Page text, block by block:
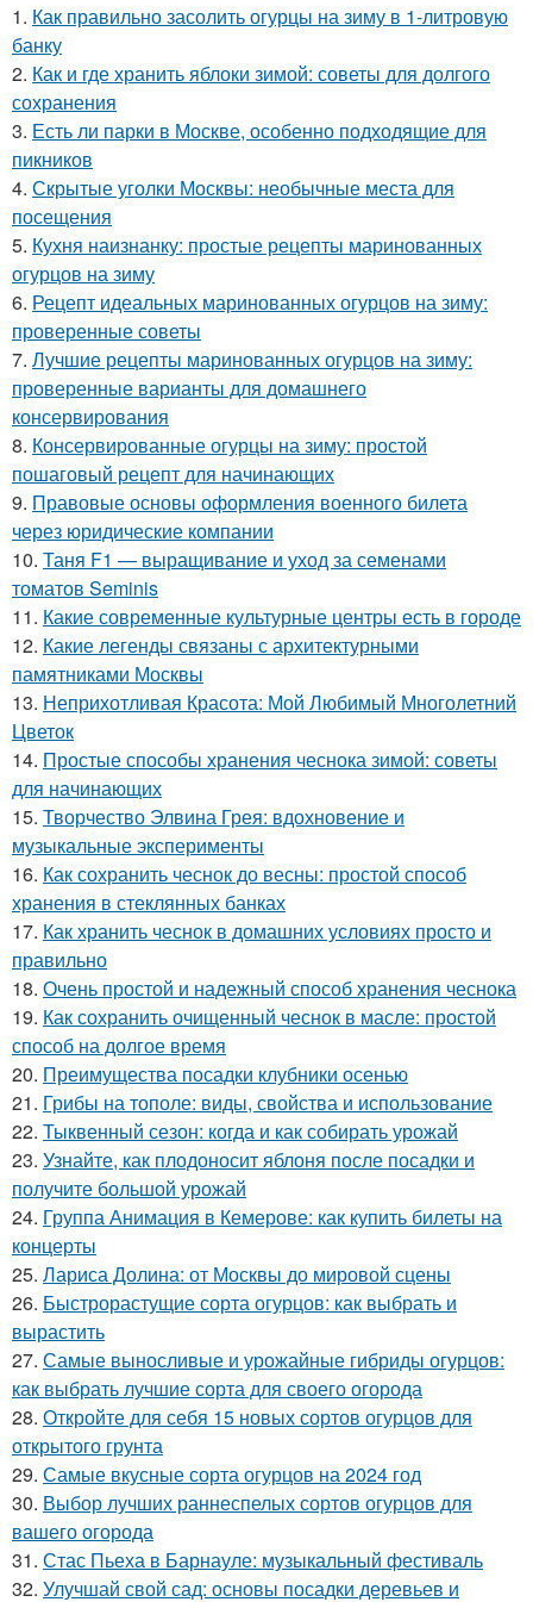
1. Как правильно засолить огурцы на зиму в 1-литровую
банку
2. Как и где хранить яблоки зимой: советы для долгого
сохранения
3. Есть ли парки в Москве, особенно подходящие для
пикников
4. Скрытые уголки Москвы: необычные места для
посещения
5. Кухня наизнанку: простые рецепты маринованных
огурцов на зиму
6. Рецепт идеальных маринованных огурцов на зиму:
проверенные советы
7. Лучшие рецепты маринованных огурцов на зиму:
проверенные варианты для домашнего
консервирования
8. Консервированные огурцы на зиму: простой
пошаговый рецепт для начинающих
9. Правовые основы оформления военного билета
через юридические компании
10. Таня F1 — выращивание и уход за семенами
томатов Seminis
11. Какие современные культурные центры есть в городе
12. Какие легенды связаны с архитектурными
памятниками Москвы
13. Неприхотливая Красота: Мой Любимый Многолетний
Цветок
14. Простые способы хранения чеснока зимой: советы
для начинающих
15. Творчество Элвина Грея: вдохновение и
музыкальные эксперименты
16. Как сохранить чеснок до весны: простой способ
хранения в стеклянных банках
17. Как хранить чеснок в домашних условиях просто и
правильно
18. Очень простой и надежный способ хранения чеснока
19. Как сохранить очищенный чеснок в масле: простой
способ на долгое время
20. Преимущества посадки клубники осенью
21. Грибы на тополе: виды, свойства и использование
22. Тыквенный сезон: когда и как собирать урожай
23. Узнайте, как плодоносит яблоня после посадки и
получите большой урожай
24. Группа Анимация в Кемерове: как купить билеты на
концерты
25. Лариса Долина: от Москвы до мировой сцены
26. Быстрорастущие сорта огурцов: как выбрать и
вырастить
27. Самые выносливые и урожайные гибриды огурцов:
как выбрать лучшие сорта для своего огорода
28. Откройте для себя 15 новых сортов огурцов для
открытого грунта
29. Самые вкусные сорта огурцов на 2024 год
30. Выбор лучших раннеспелых сортов огурцов для
вашего огорода
31. Стас Пьеха в Барнауле: музыкальный фестиваль
32. Улучшай свой сад: основы посадки деревьев и